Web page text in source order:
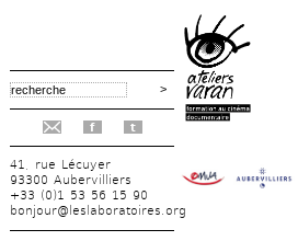
f t
41, rue Lécuyer
93300 Aubervilliers
+33 (0)1 53 56 15 90
bonjour@leslaboratoires.org